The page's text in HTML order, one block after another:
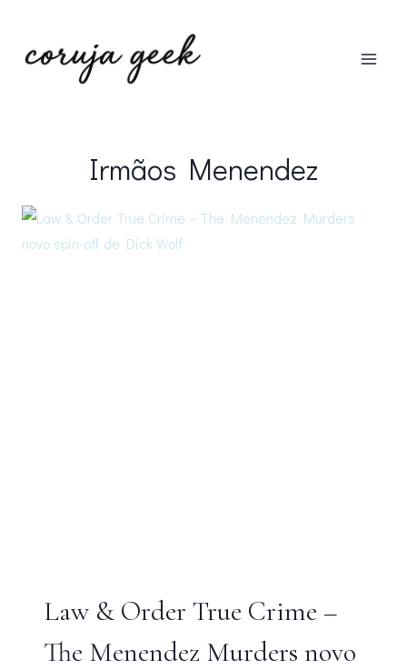
Irmãos Menendez
Law & Order True Crime –
The Menendez Murders novo